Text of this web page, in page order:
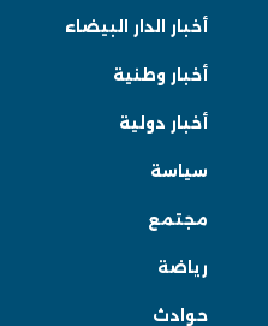
أخبار الدار البيضاء
أخبار وطنية
أخبار دولية
سياسة
مجتمع
رياضة
حوادث